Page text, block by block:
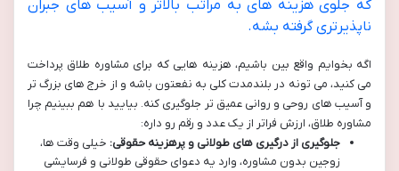
که جلوی هزینه های به مراتب بالاتر و آسیب های جبران
ناپذیرتری گرفته بشه.
اگه بخوایم واقع بین باشیم، هزینه هایی که برای مشاوره طلاق پرداخت
می کنید، می تونه در بلندمدت کلی به نفعتون باشه و از خرج های بزرگ تر
و آسیب های روحی و روانی عمیق تر جلوگیری کنه. بیایید با هم ببینیم چرا
مشاوره طلاق، ارزش فراتر از یک عدد و رقم رو داره:
جلوگیری از درگیری های طولانی و پرهزینه حقوقی: خیلی وقت ها،
زوجین بدون مشاوره، وارد یه دعوای حقوقی طولانی و فرسایشی